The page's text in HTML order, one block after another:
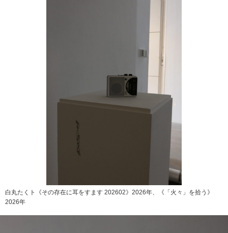
白丸たくト《その存在に耳をすます 202602》2026年、《「火々」を拾う》
2026年